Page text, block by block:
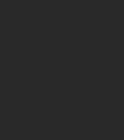
going champ!’